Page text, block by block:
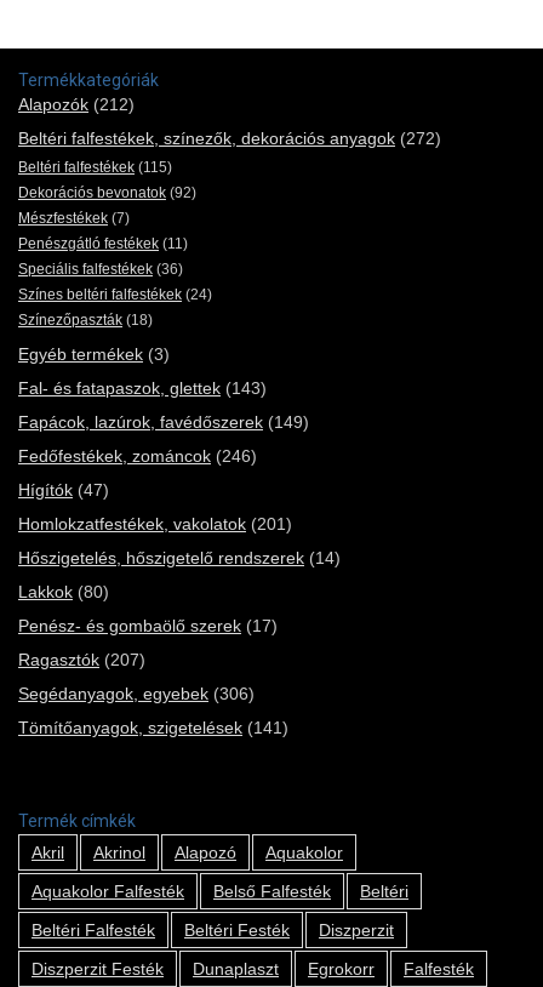
Termékkategóriák
Alapozók (212)
Beltéri falfestékek, színezők, dekorációs anyagok (272)
Beltéri falfestékek (115)
Dekorációs bevonatok (92)
Mészfestékek (7)
Penészgátló festékek (11)
Speciális falfestékek (36)
Színes beltéri falfestékek (24)
Színezőpaszták (18)
Egyéb termékek (3)
Fal- és fatapaszok, glettek (143)
Fapácok, lazúrok, favédőszerek (149)
Fedőfestékek, zománcok (246)
Hígítók (47)
Homlokzatfestékek, vakolatok (201)
Hőszigetelés, hőszigetelő rendszerek (14)
Lakkok (80)
Penész- és gombaölő szerek (17)
Ragasztók (207)
Segédanyagok, egyebek (306)
Tömítőanyagok, szigetelések (141)
Termék címkék
Akril
Akrinol Alapozó
Aquakolor
Aquakolor Falfesték
Belső Falfesték
Beltéri
Beltéri Falfesték
Beltéri Festék
Diszperzit
Diszperzit Festék
Dunaplaszt Egrokorr
Falfesték